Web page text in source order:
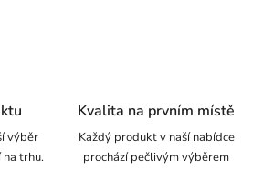
výběr
trhu.
Kvalita na prvním místě
Každý produkt v naší nabídce
prochází pečlivým výběrem